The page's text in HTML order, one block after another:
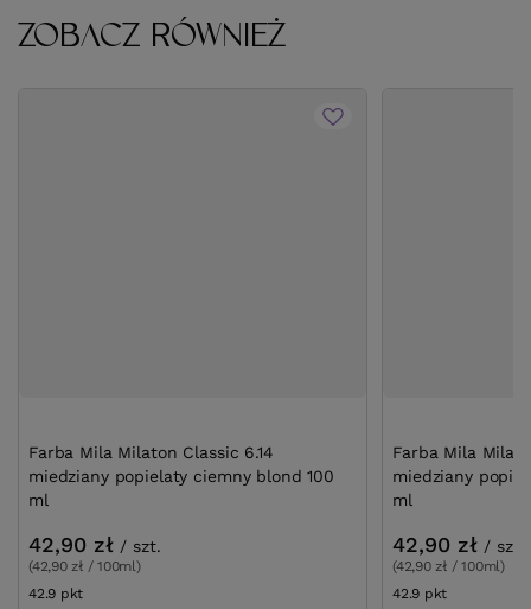
ZOBACZ RÓWNIEŻ
Farba Mila Milaton Classic 6.14
miedziany popielaty ciemny blond 100
ml
42,90 zł / szt.
(42,90 zł / 100ml)
42.9 pkt
Farba Mila
miedziany
ml
42,90 zł / szt.
(42,90 zł / 100ml)
42.9 pkt